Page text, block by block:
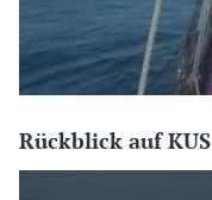
Rückblick auf KUS